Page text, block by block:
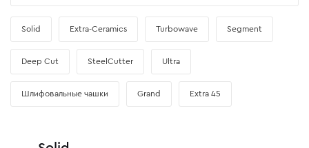
Solid Extra-Ceramics Turbowave Segment
Deep Cut SteelCutter Ultra
Шлифовальные чашки Grand Extra 45